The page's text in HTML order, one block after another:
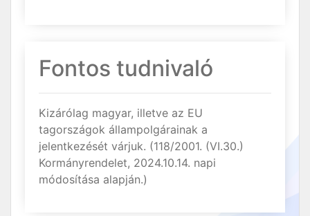
Fontos tudnivaló
Kizárólag magyar, illetve az EU
tagországok állampolgárainak a
jelentkezését várjuk. (118/2001. (VI.30.)
Kormányrendelet, 2024.10.14. napi
módosítása alapján.)